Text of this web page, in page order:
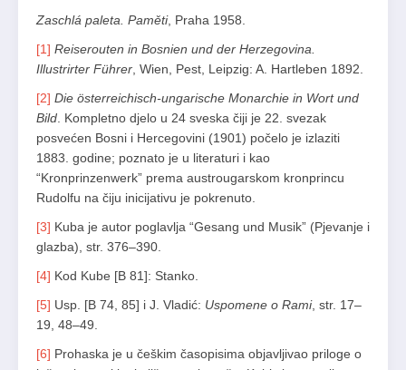
Zaschlá paleta. Paměti, Praha 1958.
[1] Reiserouten in Bosnien und der Herzegovina.
Illustrirter Führer, Wien, Pest, Leipzig: A. Hartleben 1892.
[2] Die österreichisch-ungarische Monarchie in Wort und
Bild. Kompletno djelo u 24 sveska čiji je 22. svezak
posvećen Bosni i Hercegovini (1901) počelo je izlaziti
1883. godine; poznato je u literaturi i kao
“Kronprinzenwerk” prema austrougarskom kronprincu
Rudolfu na čiju inicijativu je pokrenuto.
[3] Kuba je autor poglavlja “Gesang und Musik” (Pjevanje i
glazba), str. 376–390.
[4] Kod Kube [B 81]: Stanko.
[5] Usp. [B 74, 85] i J. Vladić: Uspomene o Rami, str. 17–
19, 48–49.
[6] Prohaska je u češkim časopisima objavljivao priloge o